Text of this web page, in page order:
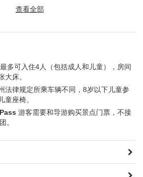
馆 (自费)
$26 (3-11岁)
ticket types
查看全部
多可入住4人（包括成人和儿童），房间
大床。
法律规定所乘车辆不同，8岁以下儿童参
童座椅。
游客需要和导游购买景点门票，不接
。